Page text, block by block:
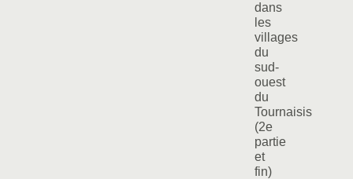
dans
les
villages
du
sud-
ouest
du
Tournaisis
(2e
partie
et
fin)